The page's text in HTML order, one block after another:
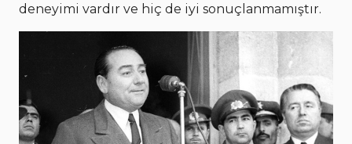
deneyimi vardır ve hiç de iyi sonuçlanmamıştır.